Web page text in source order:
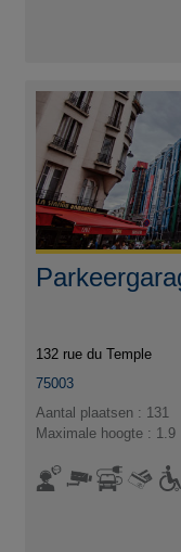
132 rue du Temple
75003
Aantal plaatsen : 131
Maximale hoogte : 1.9